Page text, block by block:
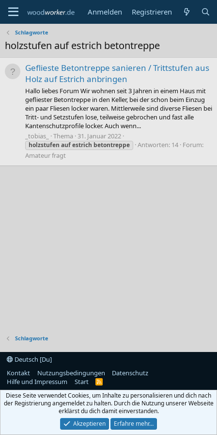
Anmelden Registrieren
Schlagworte
holzstufen auf estrich betontreppe
Geflieste Betontreppe sanieren / Trittstufen aus
Holz auf Estrich anbringen
Hallo liebes Forum Wir wohnen seit 3 Jahren in einem Haus mit
gefliester Betontreppe in den Keller, bei der schon beim Einzug
ein paar Fliesen locker waren. Mittlerweile sind diverse Fliesen bei
Tritt- und Setzstufen lose, teilweise gebrochen und fast alle
Kantenschutzprofile locker. Auch wenn...
_tobias_
Thema 31. Januar 2022
holzstufen aufestrich betontreppe Antworten: 14 Forum:
Amateur fragt
Schlagworte
Deutsch [Du]
Kontakt
Nutzungsbedingungen
Datenschutz
Hilfe und Impressum
Start
R
S
Diese Seite verwendet Cookies, um Inhalte zu personalisieren und dich nach
der Registrierung angemeldet zu halten. Durch die Nutzung unserer Webseite
erklärst du dich damit einverstanden.
Akzeptieren
Erfahre mehr…